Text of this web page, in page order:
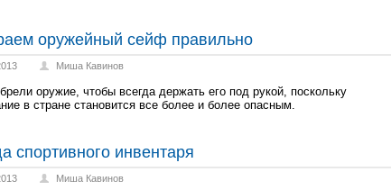
оружейный сейф правильно
Миша Кавинов
оружие, чтобы всегда держать его под рукой, поскольку
в стране становится все более и более опасным.
спортивного инвентаря
Миша Кавинов